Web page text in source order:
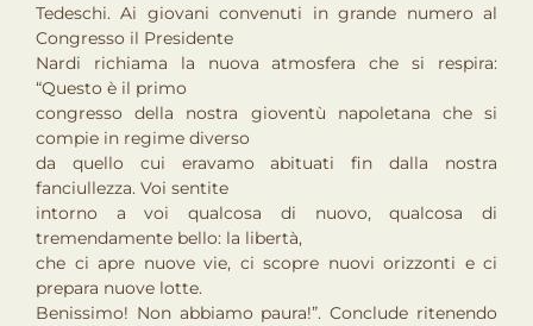
Tedeschi. Ai giovani convenuti in grande numero al
Congresso il Presidente
Nardi richiama la nuova atmosfera che si respira:
“Questo è il primo
congresso della nostra gioventù napoletana che si
compie in regime diverso
da quello cui eravamo abituati fin dalla nostra
fanciullezza. Voi sentite
intorno a voi qualcosa di nuovo, qualcosa di
tremendamente bello: la libertà,
che ci apre nuove vie, ci scopre nuovi orizzonti e ci
prepara nuove lotte.
Benissimo! Non abbiamo paura!”. Conclude ritenendo